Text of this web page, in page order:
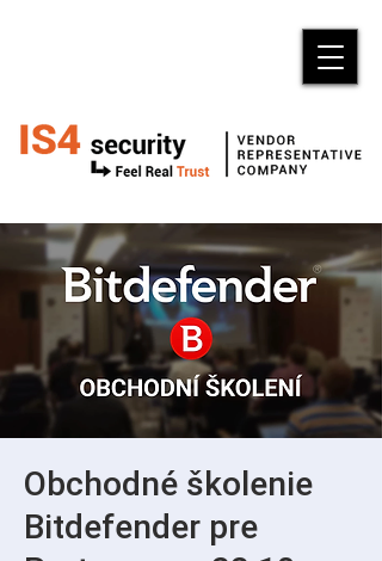
Obchodné školenie
Bitdefender pre